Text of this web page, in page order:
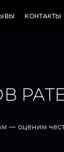
КОНТАКТЫ
— оценим